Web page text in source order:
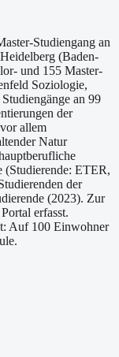
Studiengang an
(Baden-
und 155 Master-
Soziologie,
an 99
der
allem
Natur
(Studierende: ETER,
der
(2023). Zur
erfasst.
Auf 100 Einwohner